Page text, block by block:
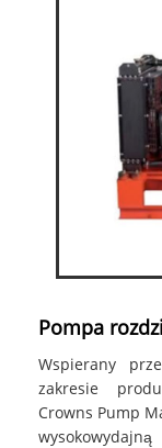
Pompa
Wspierany
zakresie
Crowns Pump